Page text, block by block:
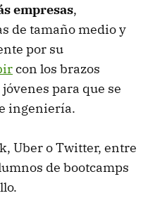
empresas,
de tamaño medio y
por su
con los brazos
para que se
ingeniería.
Uber o Twitter, entre
de bootcamps